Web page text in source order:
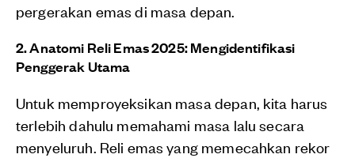
pergerakan emas di masa depan.
2. Anatomi Reli Emas 2025: Mengidentifikasi
Penggerak Utama
Untuk memproyeksikan masa depan, kita harus
terlebih dahulu memahami masa lalu secara
menyeluruh. Reli emas yang memecahkan rekor